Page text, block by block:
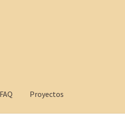
FAQ Proyectos